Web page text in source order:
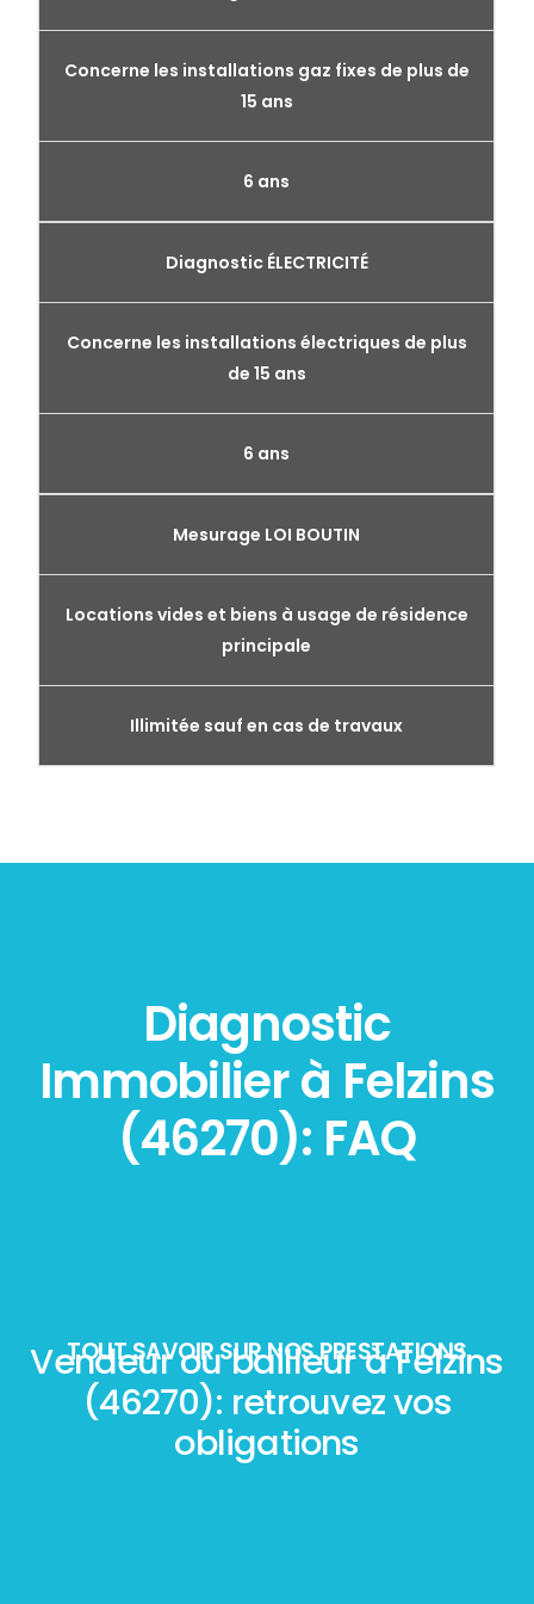
Concerne les installations gaz fixes de plus de
15 ans
6 ans
Diagnostic ÉLECTRICITÉ
Concerne les installations électriques de plus
de 15 ans
6 ans
Mesurage LOI BOUTIN
Locations vides et biens à usage de résidence
principale
Illimitée sauf en cas de travaux
Diagnostic
Immobilier à Felzins
(46270): FAQ
TOUT SAVOIR SUR NOS PRESTATIONS
Vendeur ou bailleur à Felzins
(46270): retrouvez vos
obligations